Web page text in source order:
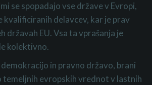
se spopadajo vse države v Evropi,
kvalificiranih delavcev, kar je prav
državah EU.Vsa ta vprašanja je
kolektivno.
demokracijo in pravno državo, brani
temeljnih evropskih vrednot v lastnih